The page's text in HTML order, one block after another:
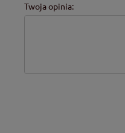
Twoja opinia: